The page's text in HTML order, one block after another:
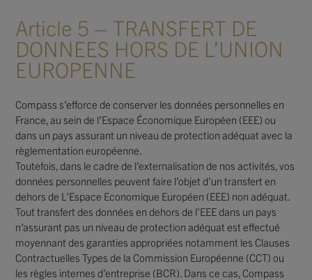
Article 5 – TRANSFERT DE
DONNEES HORS DE L’UNION
EUROPENNE
Compass s’efforce de conserver les données personnelles en
France, au sein de l’Espace Économique Européen (EEE) ou
dans un pays assurant un niveau de protection adéquat avec la
règlementation européenne.
Toutefois, dans le cadre de l’externalisation de nos activités, vos
données personnelles peuvent faire l’objet d’un transfert en
dehors de L’Espace Economique Européen (EEE) non adéquat.
Tout transfert des données en dehors de l’EEE dans un pays
n’assurant pas un niveau de protection adéquat est effectué
moyennant des garanties appropriées notamment les Clauses
Contractuelles Types de la Commission Européenne (CCT) ou
les règles internes d’entreprise (BCR). Dans ce cas, Compass